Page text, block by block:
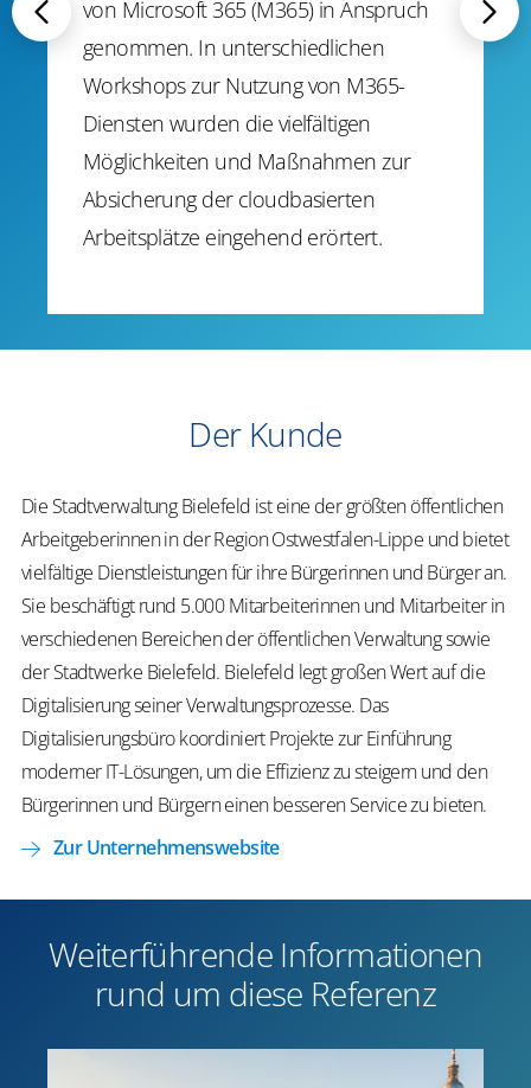
von Microsoft 365 (M365) in Anspruch
genommen. In unterschiedlichen
Workshops zur Nutzung von M365-
Diensten wurden die vielfältigen
Möglichkeiten und Maßnahmen zur
Absicherung der cloudbasierten
Arbeitsplätze eingehend erörtert.
Der Kunde
Die Stadtverwaltung Bielefeld ist eine der größten öffentlichen
Arbeitgeberinnen in der Region Ostwestfalen-Lippe und bietet
vielfältige Dienstleistungen für ihre Bürgerinnen und Bürger an.
Sie beschäftigt rund 5.000 Mitarbeiterinnen und Mitarbeiter in
verschiedenen Bereichen der öffentlichen Verwaltung sowie
der Stadtwerke Bielefeld. Bielefeld legt großen Wert auf die
Digitalisierung seiner Verwaltungsprozesse. Das
Digitalisierungsbüro koordiniert Projekte zur Einführung
moderner IT-Lösungen, um die Effizienz zu steigern und den
Bürgerinnen und Bürgern einen besseren Service zu bieten.
Zur Unternehmenswebsite
Weiterführende Informationen
rund um diese Referenz